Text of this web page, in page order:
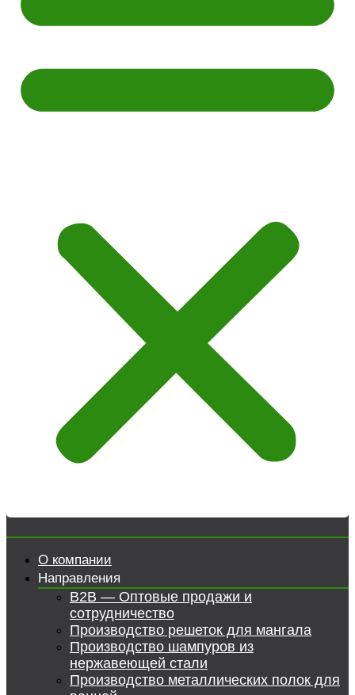
О компании
Направления
B2B — Оптовые продажи и
сотрудничество
Производство решеток для мангала
Производство шампуров из
нержавеющей стали
Производство металлических полок для